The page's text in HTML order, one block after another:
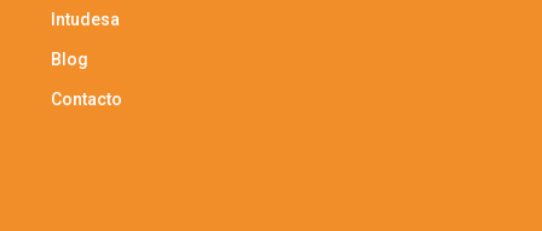
Intudesa
Blog
Contacto